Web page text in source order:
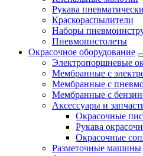
Рукава
Краскораспылители
Наборы
Пневмопистолеты
Окрасочное оборудование
Электропоршневые
Мембранные с
Мембранные с
Мембранные с
Аксессуары и
Окрасочные
Рукава
Окрасочные
Разметочные машины